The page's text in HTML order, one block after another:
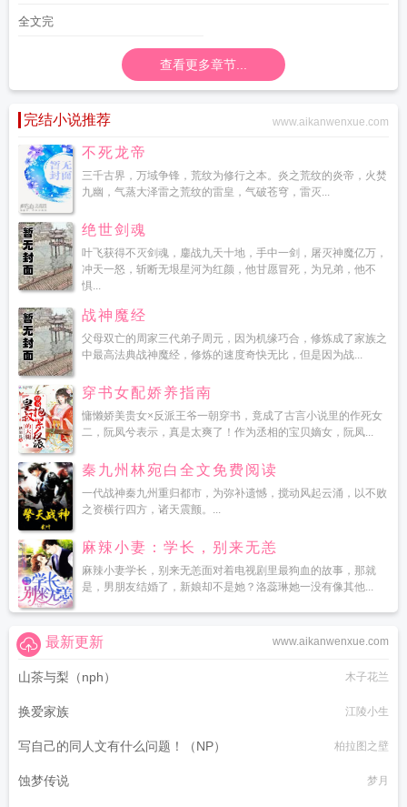
全文完
查看更多章节...
完结小说推荐 www.aikanwenxue.com
不死龙帝
三千古界，万域争锋，荒纹为修行之本。炎之荒纹的炎帝，火焚
九幽，气蒸大泽雷之荒纹的雷皇，气破苍穹，雷灭...
绝世剑魂
叶飞获得不灭剑魂，鏖战九天十地，手中一剑，屠灭神魔亿万，
冲天一怒，斩断无垠星河为红颜，他甘愿冒死，为兄弟，他不
惧...
战神魔经
父母双亡的周家三代弟子周元，因为机缘巧合，修炼成了家族之
中最高法典战神魔经，修炼的速度奇快无比，但是因为战...
穿书女配娇养指南
慵懒娇美贵女×反派王爷一朝穿书，竟成了古言小说里的作死女
二，阮凤兮表示，真是太爽了！作为丞相的宝贝嫡女，阮凤...
秦九州林宛白全文免费阅读
一代战神秦九州重归都市，为弥补遗憾，搅动风起云涌，以不败
之资横行四方，诸天震颤。...
麻辣小妻：学长，别来无恙
麻辣小妻学长，别来无恙面对着电视剧里最狗血的故事，那就
是，男朋友结婚了，新娘却不是她？洛蕊琳她一没有像其他...
www.aikanwenxue.com
最新更新
山茶与梨（nph） 木子花兰
换爱家族 江陵小生
写自己的同人文有什么问题！（NP） 柏拉图之壁
蚀梦传说 梦月